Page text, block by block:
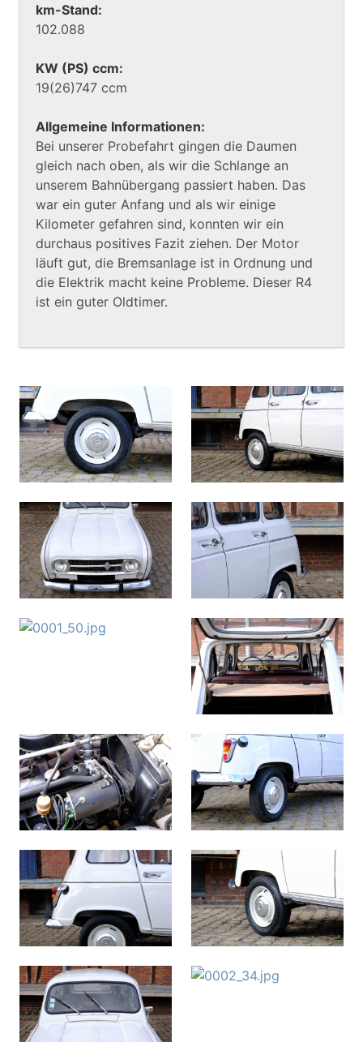
km-Stand:
102.088
KW (PS) ccm:
19(26)747 ccm
Allgemeine Informationen:
Bei unserer Probefahrt gingen die Daumen
gleich nach oben, als wir die Schlange an
unserem Bahnübergang passiert haben. Das
war ein guter Anfang und als wir einige
Kilometer gefahren sind, konnten wir ein
durchaus positives Fazit ziehen. Der Motor
läuft gut, die Bremsanlage ist in Ordnung und
die Elektrik macht keine Probleme. Dieser R4
ist ein guter Oldtimer.